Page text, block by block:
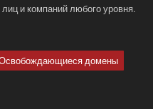
и компаний любого уровня.
домены